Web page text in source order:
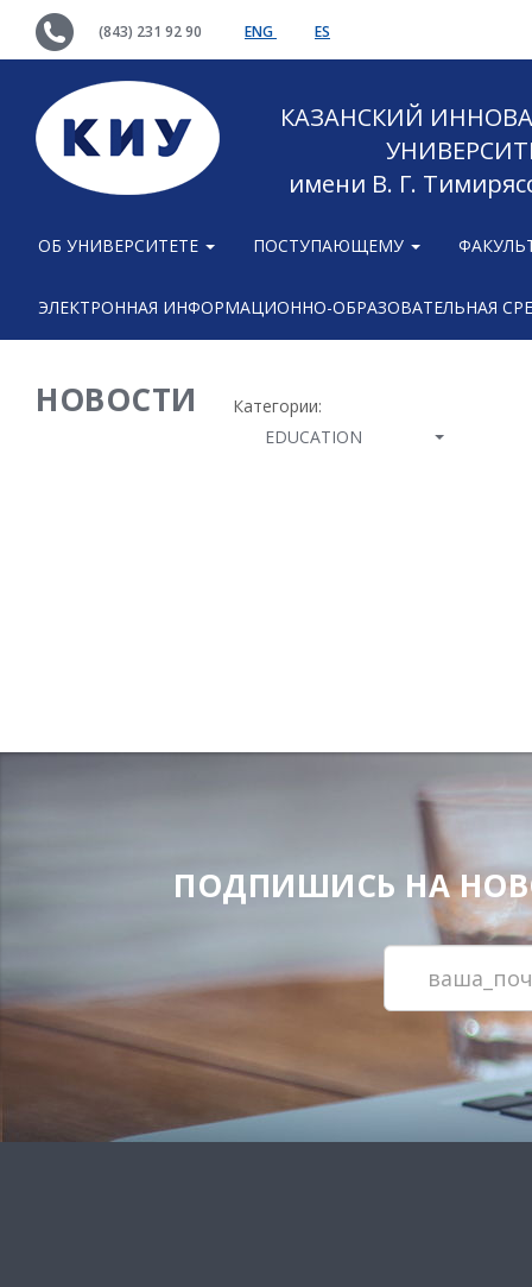
(843) 231 92 90 ENG ES
КАЗАНСКИЙ
имени В. Г.
ОБ УНИВЕРСИТЕТЕ ПОСТУПАЮЩЕМУ
ЭЛЕКТРОННАЯ ИНФОРМАЦИОННО-ОБРАЗОВАТЕЛЬНАЯ
НОВОСТИ
Категории:
EDUCATION
ПОДПИШИСЬ НА